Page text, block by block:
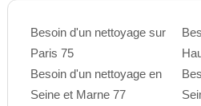
Besoin d'un nettoyage sur
Paris 75
Besoin d'un nettoyage en
Seine et Marne 77